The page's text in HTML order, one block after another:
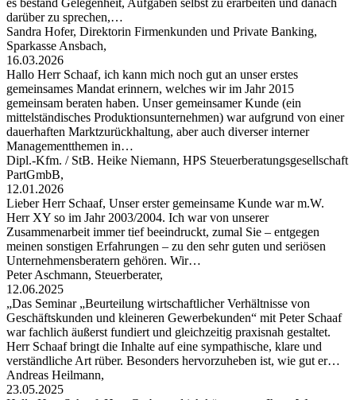
es bestand Gelegenheit, Aufgaben selbst zu erarbeiten und danach
darüber zu sprechen,…
Sandra Hofer, Direktorin Firmenkunden und Private Banking,
Sparkasse Ansbach,
16.03.2026
Hallo Herr Schaaf, ich kann mich noch gut an unser erstes
gemeinsames Mandat erinnern, welches wir im Jahr 2015
gemeinsam beraten haben. Unser gemeinsamer Kunde (ein
mittelständisches Produktionsunternehmen) war aufgrund von einer
dauerhaften Marktzurückhaltung, aber auch diverser interner
Managementthemen in…
Dipl.-Kfm. / StB. Heike Niemann, HPS Steuerberatungsgesellschaft
PartGmbB,
12.01.2026
Lieber Herr Schaaf, Unser erster gemeinsame Kunde war m.W.
Herr XY so im Jahr 2003/2004. Ich war von unserer
Zusammenarbeit immer tief beeindruckt, zumal Sie – entgegen
meinen sonstigen Erfahrungen – zu den sehr guten und seriösen
Unternehmensberatern gehören. Wir…
Peter Aschmann, Steuerberater,
12.06.2025
„Das Seminar „Beurteilung wirtschaftlicher Verhältnisse von
Geschäftskunden und kleineren Gewerbekunden“ mit Peter Schaaf
war fachlich äußerst fundiert und gleichzeitig praxisnah gestaltet.
Herr Schaaf bringt die Inhalte auf eine sympathische, klare und
verständliche Art rüber. Besonders hervorzuheben ist, wie gut er…
Andreas Heilmann,
23.05.2025